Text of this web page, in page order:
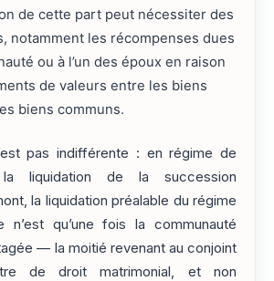
de cette part peut nécessiter des
notamment les récompenses dues
ou à l’un des époux en raison
de valeurs entre les biens
biens communs.
pas indifférente : en régime de
la liquidation de la succession
la liquidation préalable du régime
n’est qu’une fois la communauté
— la moitié revenant au conjoint
de droit matrimonial, et non